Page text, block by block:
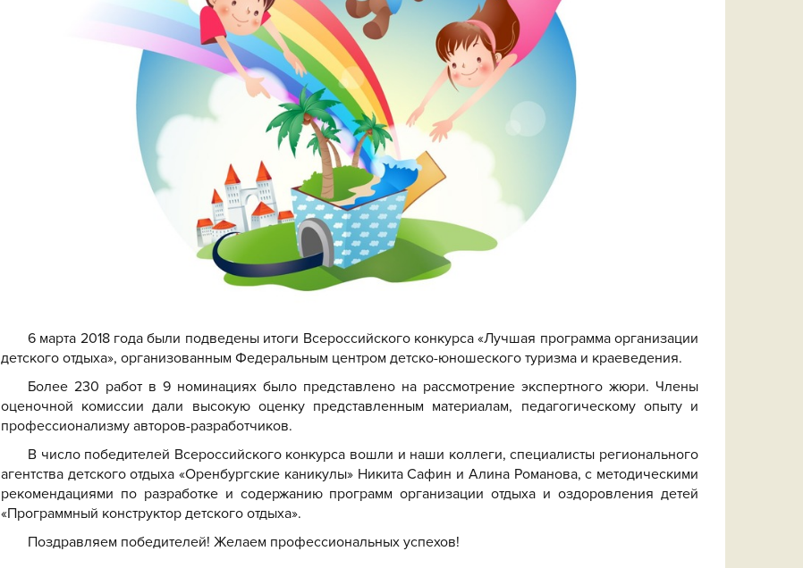
6 марта 2018 года были подведены итоги Всероссийского конкурса «Лучшая программа организации
детского отдыха», организованным Федеральным центром детско-юношеского туризма и краеведения.
Более 230 работ в 9 номинациях было представлено на рассмотрение экспертного жюри. Члены
оценочной комиссии дали высокую оценку представленным материалам, педагогическому опыту и
профессионализму авторов-разработчиков.
В число победителей Всероссийского конкурса вошли и наши коллеги, специалисты регионального
агентства детского отдыха «Оренбургские каникулы» Никита Сафин и Алина Романова, с методическими
рекомендациями по разработке и содержанию программ организации отдыха и оздоровления детей
«Программный конструктор детского отдыха».
Поздравляем победителей! Желаем профессиональных успехов!